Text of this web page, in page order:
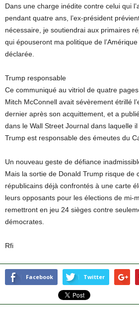
Dans une charge inédite contre celui qui
pendant quatre ans, l’ex-président
nécessaire, je soutiendrai aux primaires
qui épouseront ma politique de
déclarée.
Trump responsable
Ce communiqué au vitriol de quatre
Mitch McConnell avait sévèrement étrillé
dernier après son acquittement, et a
dans le Wall Street Journal dans laquelle
Trump est responsable des émeutes du
Un nouveau geste de défiance
Mais la sortie de Donald Trump risque de
républicains déjà confrontés à une carte
leurs opposants pour les élections de mi-
remettront en jeu 24 sièges contre
démocrates.
Rfi
Facebook Twitter